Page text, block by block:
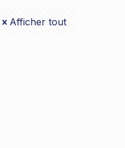
Afficher tout